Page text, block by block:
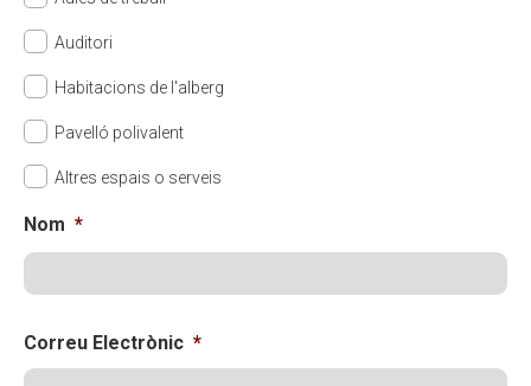
Auditori
Habitacions de l'alberg
Pavelló polivalent
Altres espais o serveis
Nom *
Correu Electrònic *